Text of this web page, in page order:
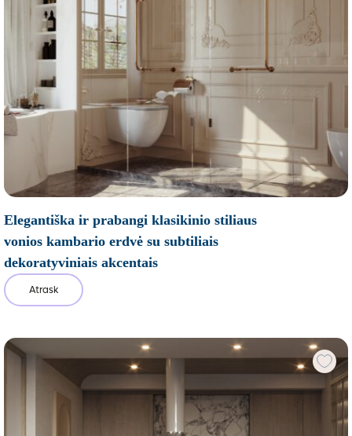
Elegantiška ir prabangi klasikinio stiliaus
vonios kambario erdvė su subtiliais
dekoratyviniais akcentais
Atrask